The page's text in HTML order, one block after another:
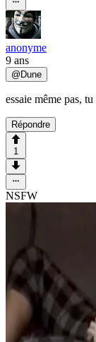
anonyme
9 ans
@ Dune
essaie même pas,
Répondre
1
NSFW